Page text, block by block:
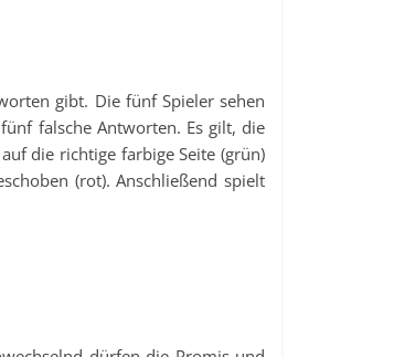
gibt. Die fünf Spieler sehen
falsche Antworten. Es gilt, die
die richtige farbige Seite (grün)
(rot). Anschließend spielt